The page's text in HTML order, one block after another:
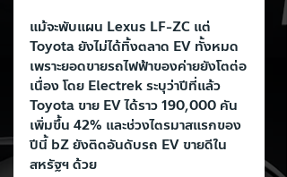
แม้จะพับแผน Lexus LF-ZC แต่
Toyota ยังไม่ได้ทิ้งตลาด EV ทั้งหมด
เพราะยอดขายรถไฟฟ้าของค่ายยังโตต่อ
เนื่อง โดย Electrek ระบุว่าปีที่แล้ว
Toyota ขาย EV ได้ราว 190,000 คัน
เพิ่มขึ้น 42% และช่วงไตรมาสแรกของ
ปีนี้ bZ ยังติดอันดับรถ EV ขายดีใน
สหรัฐฯ ด้วย